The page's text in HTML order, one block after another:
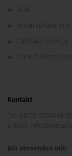
AGB
Privatsphäre
Callback Service
Cookie
Kontakt
Tel:
06772-9569449
E-Mail:
Wir versenden mit: